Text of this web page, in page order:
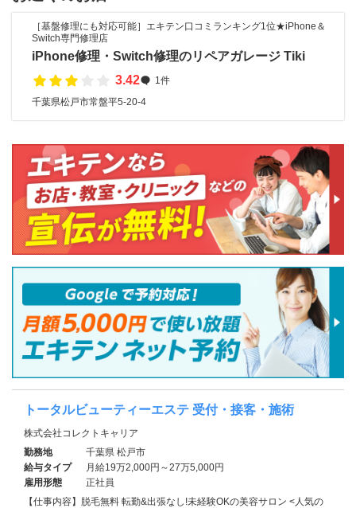
［基盤修理にも対応可能］エキテン口コミランキング1位★iPhone＆
Switch専門修理店
iPhone修理・Switch修理のリペアガレージ Tiki
3.42
1件
千葉県松戸市常盤平5-20-4
トータルビューティーエステ 受付・接客・施術
株式会社コレクトキャリア
勤務地
千葉県 松戸市
給与タイプ
月給19万2,000円～27万5,000円
雇用形態
正社員
【仕事内容】脱毛無料 転勤&出張なし!未経験OKの美容サロン <人気の